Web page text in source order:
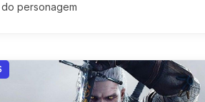
personagem